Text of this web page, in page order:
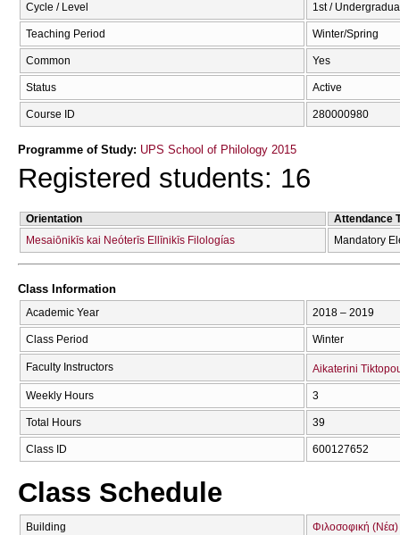
Cycle / Level 1st /
Teaching Period Winter/Spring
Common Yes
Status Active
Course ID 280000980
Programme of Study: UPS School of Philology 2015
Registered students: 16
Orientation
Attendance
Mesaiōnikīs kai Neóterīs Ellīnikīs Filologías
Mandatory
Class Information
Academic Year 2018 – 2019
Class Period Winter
Faculty Instructors Aikaterini
Weekly Hours 3
Total Hours 39
Class ID 600127652
Class Schedule
Building Φιλοσοφική (Νέα)